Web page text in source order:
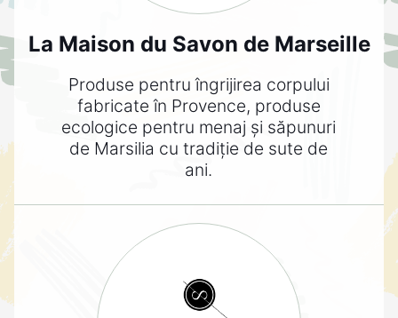
La Maison du Savon de Marseille
Produse pentru îngrijirea corpului
fabricate în Provence, produse
ecologice pentru menaj și săpunuri
de Marsilia cu tradiție de sute de
ani.